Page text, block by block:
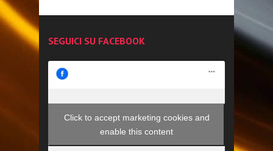
SEGUICI SU FACEBOOK
Click to accept marketing cookies and
enable this content